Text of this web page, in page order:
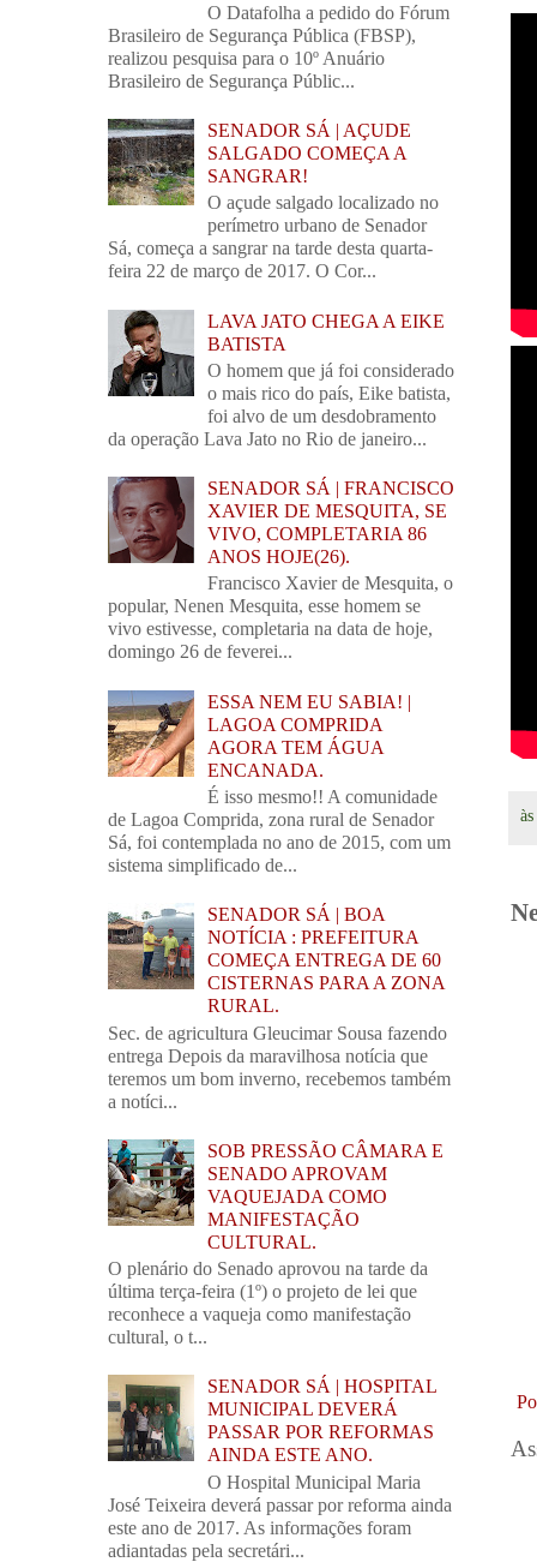
às
O Datafolha a pedido do Fórum
Brasileiro de Segurança Pública (FBSP),
realizou pesquisa para o 10º Anuário
Brasileiro de Segurança Públic...
SENADOR SÁ | AÇUDE
SALGADO COMEÇA A
SANGRAR!
O açude salgado localizado no
perímetro urbano de Senador
Sá, começa a sangrar na tarde desta quarta-
feira 22 de março de 2017. O Cor...
LAVA JATO CHEGA A EIKE
BATISTA
O homem que já foi considerado
o mais rico do país, Eike batista,
foi alvo de um desdobramento
da operação Lava Jato no Rio de janeiro...
SENADOR SÁ | FRANCISCO
XAVIER DE MESQUITA, SE
VIVO, COMPLETARIA 86
ANOS HOJE(26).
Francisco Xavier de Mesquita, o
popular, Nenen Mesquita, esse homem se
vivo estivesse, completaria na data de hoje,
domingo 26 de feverei...
ESSA NEM EU SABIA! |
LAGOA COMPRIDA
AGORA TEM ÁGUA
ENCANADA.
É isso mesmo!! A comunidade
de Lagoa Comprida, zona rural de Senador
Sá, foi contemplada no ano de 2015, com um
sistema simplificado de...
SENADOR SÁ | BOA
NOTÍCIA : PREFEITURA
COMEÇA ENTREGA DE 60
CISTERNAS PARA A ZONA
RURAL.
Sec. de agricultura Gleucimar Sousa fazendo
entrega Depois da maravilhosa notícia que
teremos um bom inverno, recebemos também
a notíci...
SOB PRESSÃO CÂMARA E
SENADO APROVAM
VAQUEJADA COMO
MANIFESTAÇÃO
CULTURAL.
O plenário do Senado aprovou na tarde da
última terça-feira (1º) o projeto de lei que
reconhece a vaqueja como manifestação
cultural, o t...
SENADOR SÁ | HOSPITAL
MUNICIPAL DEVERÁ
PASSAR POR REFORMAS
AINDA ESTE ANO.
O Hospital Municipal Maria
José Teixeira deverá passar por reforma ainda
este ano de 2017. As informações foram
adiantadas pela secretári...